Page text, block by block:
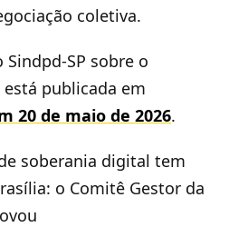
coletiva.
SP sobre o
publicada em
20 de maio de 2026.
soberania digital tem
o Comitê Gestor da